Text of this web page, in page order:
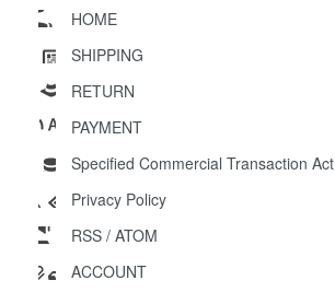
HOME
SHIPPING
RETURN
PAYMENT
Specified Commercial Transaction Act
Privacy Policy
RSS / ATOM
ACCOUNT